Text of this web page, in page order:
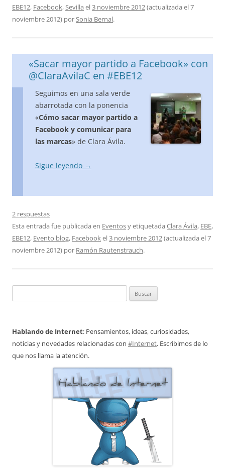
EBE12, Facebook,Sevilla el3 noviembre 2012(actualizada el7
noviembre 2012) porSonia Bernal.
«Sacar mayor partido a Facebook» con
@ClaraAvilaC en #EBE12
Seguimos en una sala verde
abarrotada con la ponencia
«Cómo sacar mayor partido a
Facebook y comunicar para
las marcas» de Clara Ávila.
Sigue leyendo →
2 respuestas
Esta entrada fue publicada en Eventosy etiquetada Clara Ávila, EBE,
EBE12, Evento blog, Facebookel3 noviembre 2012(actualizada el7
noviembre 2012) por Ramón Rautenstrauch.
Hablando de Internet: Pensamientos, ideas, curiosidades,
noticias y novedades relacionadas con #Internet. Escribimos de lo
que nos llama la atención.